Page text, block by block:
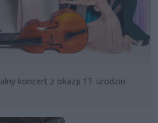
koncert z okazji 17. urodzin